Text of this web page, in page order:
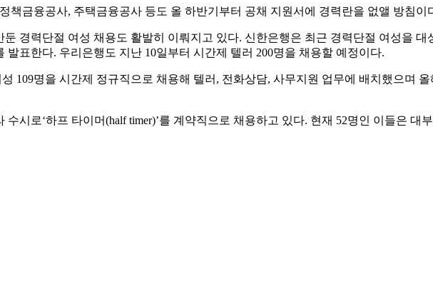
책금융공사, 주택금융공사 등도 올 하반기부터 공채 지원서에 경력란을 없앨 방침이
경력단절 여성 채용도 활발히 이뤄지고 있다. 신한은행은 최근 경력단절 여성을
발표한다. 우리은행도 지난 10일부터 시간제 텔러 200명을 채용할 예정이다.
109명을 시간제 정규직으로 채용해 텔러, 전화상담, 사무지원 업무에 배치했으며
시로‘하프 타이머(half timer)’를 계약직으로 채용하고 있다. 현재 52명인 이들은 대